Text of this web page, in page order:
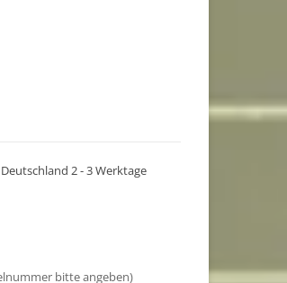
2 - 3 Werktage
bitte angeben)